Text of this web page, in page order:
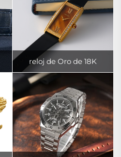
reloj de Oro de 18K